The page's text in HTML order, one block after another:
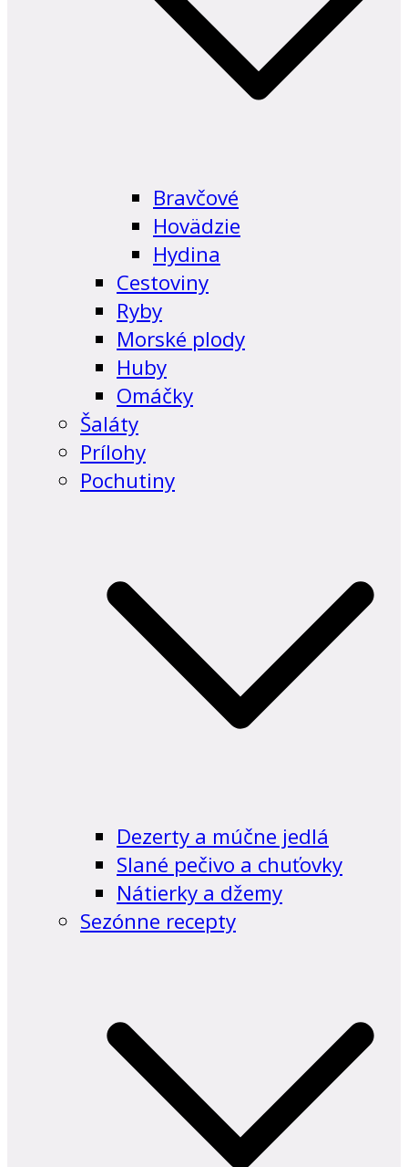
Bravčové
Hovädzie
Hydina
Cestoviny
Ryby
Morské plody
Huby
Omáčky
Šaláty
Prílohy
Pochutiny
Dezerty a múčne jedlá
Slané pečivo a chuťovky
Nátierky a džemy
Sezónne recepty